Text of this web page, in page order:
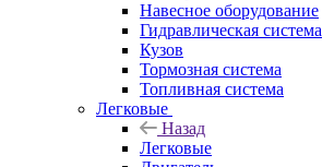
Навесное оборудование
Гидравлическая система
Кузов
Тормозная система
Топливная система
Легковые
Назад
Легковые